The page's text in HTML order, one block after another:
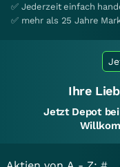
✅ Jederzeit einfach
✅ mehr als 25 Jahre
Ihre
Jetzt Depot bei